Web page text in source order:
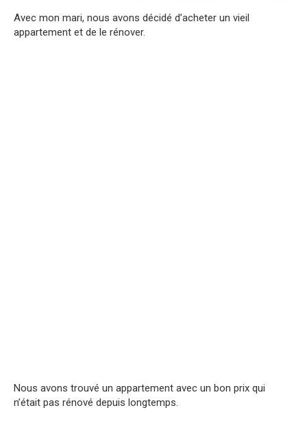
Avec mon mari, nous avons décidé d’acheter un vieil
appartement et de le rénover.
Nous avons trouvé un appartement avec un bon prix qui
n’était pas rénové depuis longtemps.